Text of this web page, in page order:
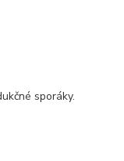
sporáky.